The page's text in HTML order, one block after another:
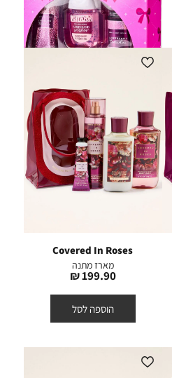
הוספה לסל
Covered In Roses
מארז מתנה
מחיר
199.90 ₪
הוספה לסל